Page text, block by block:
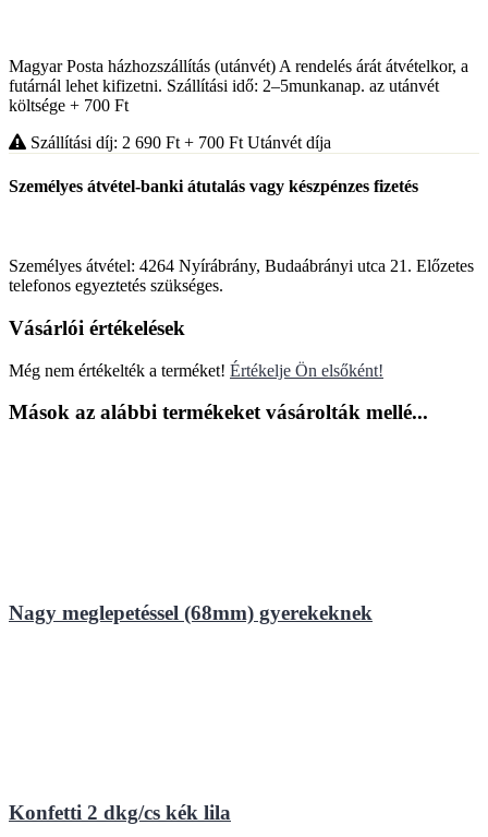
Magyar Posta házhozszállítás (utánvét) A rendelés árát átvételkor, a
futárnál lehet kifizetni. Szállítási idő: 2–5munkanap. az utánvét
költsége + 700 Ft
Szállítási díj: 2 690 Ft + 700 Ft Utánvét díja
Személyes átvétel-banki átutalás vagy készpénzes fizetés
Személyes átvétel: 4264 Nyírábrány, Budaábrányi utca 21. Előzetes
telefonos egyeztetés szükséges.
Vásárlói értékelések
Még nem értékelték a terméket! Értékelje Ön elsőként!
Mások az alábbi termékeket vásárolták mellé...
Nagy meglepetéssel (68mm) gyerekeknek
Konfetti 2 dkg/cs kék lila